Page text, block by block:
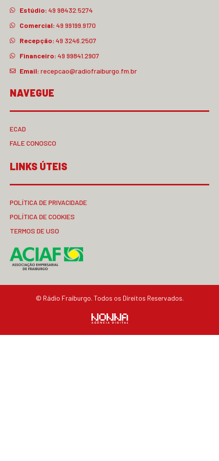
Estúdio: 49 98432.5274
Comercial: 49 99199.9170
Recepção: 49 3246.2507
Financeiro: 49 99841.2907
Email: recepcao@radiofraiburgo.fm.br
NAVEGUE
ECAD
FALE CONOSCO
LINKS ÚTEIS
POLÍTICA DE PRIVACIDADE
POLÍTICA DE COOKIES
TERMOS DE USO
© Rádio Fraiburgo. Todos os Direitos Reservados.